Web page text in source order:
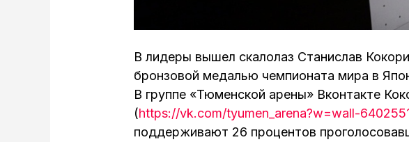
В лидеры вышел скалолаз Станислав
бронзовой медалью чемпионата мира в
В группе «Тюменской арены» Вконтакте
(https://vk.com/tyumen_arena?w=wall-
поддерживают 26 процентов